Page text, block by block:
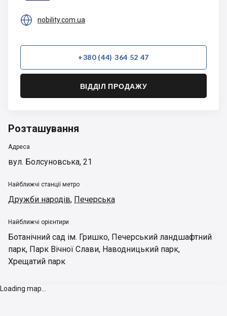
 nobility.com.ua
+380 (44) 364 52 47
ВІДДІЛ ПРОДАЖУ
Розташування
Адреса
вул. Болсуновська, 21
Найближчі станції метро
Дружби народів, Печерська
Найближчі орієнтири
Ботанічний сад ім. Гришко, Печерський ландшафтний
парк, Парк Вічної Слави, Наводницький парк,
Хрещатий парк
Loading map...